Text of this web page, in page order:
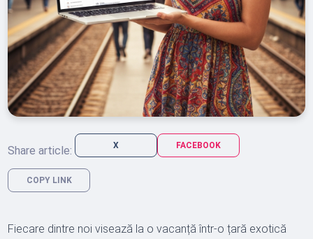
Share article: X FACEBOOK
COPY LINK
Fiecare dintre noi visează la o vacanță într-o țară exotică